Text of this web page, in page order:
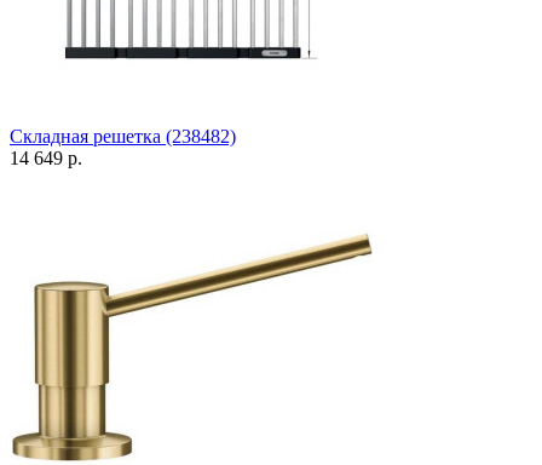
Складная решетка (238482)
14 649 р.